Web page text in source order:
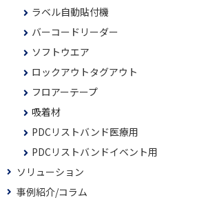
ラベル自動貼付機
バーコードリーダー
ソフトウエア
ロックアウトタグアウト
フロアーテープ
吸着材
PDCリストバンド医療用
PDCリストバンドイベント用
ソリューション
事例紹介/コラム